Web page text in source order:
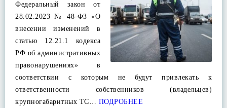
Федеральный закон от
28.02.2023 № 48-ФЗ «О
внесении изменений в
статью 12.21.1 кодекса
РФ об административных
правонарушениях» в
соответствии с которым не будут привлекать к
ответственности собственников (владельцев)
крупногабаритных ТС… ПОДРОБНЕЕ